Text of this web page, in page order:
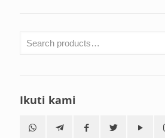
Ikuti kami